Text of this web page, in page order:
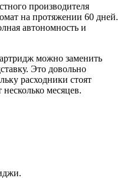
производителя
на протяжении 60 дней.
автономность и
можно заменить
Это довольно
расходники стоят
месяцев.